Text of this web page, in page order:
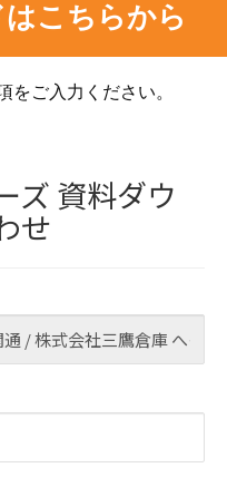
こちらから
をご入力ください。